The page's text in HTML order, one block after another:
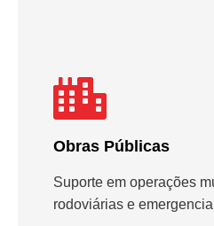
Obras Públicas
Suporte em operações
rodoviárias e